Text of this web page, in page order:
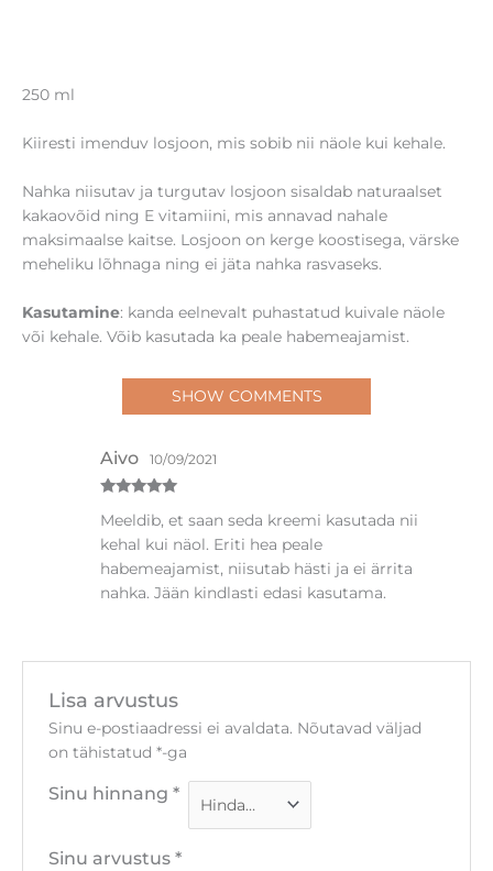
250 ml
Kiiresti imenduv losjoon, mis sobib nii näole kui kehale.
Nahka niisutav ja turgutav losjoon sisaldab naturaalset
kakaovõid ning E vitamiini, mis annavad nahale
maksimaalse kaitse. Losjoon on kerge koostisega, värske
meheliku lõhnaga ning ei jäta nahka rasvaseks.
Kasutamine: kanda eelnevalt puhastatud kuivale näole
või kehale. Võib kasutada ka peale habemeajamist.
SHOW COMMENTS
5/ 5
Aivo 10/09/2021
Meeldib, et saan seda kreemi kasutada nii
kehal kui näol. Eriti hea peale
habemeajamist, niisutab hästi ja ei ärrita
nahka. Jään kindlasti edasi kasutama.
Lisa arvustus
Sinu e-postiaadressi ei avaldata. Nõutavad väljad
on tähistatud *-ga
Sinu hinnang *
Sinu arvustus *